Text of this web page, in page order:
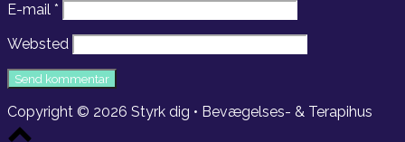
E-mail *
Websted
Copyright © 2026 Styrk dig • Bevægelses- & Terapihus
Scroll